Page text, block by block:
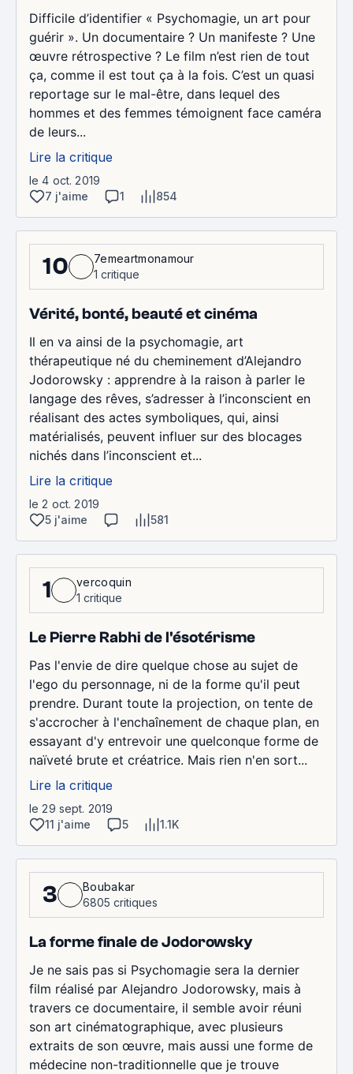
Difficile d’identifier « Psychomagie, un art pour
guérir ». Un documentaire ? Un manifeste ? Une
œuvre rétrospective ? Le film n’est rien de tout
ça, comme il est tout ça à la fois. C’est un quasi
reportage sur le mal-être, dans lequel des
hommes et des femmes témoignent face caméra
de leurs...
Lire la critique
le 4 oct. 2019
7 j'aime
1 854
10
7emeartmonamour
1 critique
Vérité, bonté, beauté et cinéma
Il en va ainsi de la psychomagie, art
thérapeutique né du cheminement d’Alejandro
Jodorowsky : apprendre à la raison à parler le
langage des rêves, s’adresser à l’inconscient en
réalisant des actes symboliques, qui, ainsi
matérialisés, peuvent influer sur des blocages
nichés dans l’inconscient et...
Lire la critique
le 2 oct. 2019
5 j'aime
581
1
vercoquin
1 critique
Le Pierre Rabhi de l'ésotérisme
Pas l'envie de dire quelque chose au sujet de
l'ego du personnage, ni de la forme qu'il peut
prendre. Durant toute la projection, on tente de
s'accrocher à l'enchaînement de chaque plan, en
essayant d'y entrevoir une quelconque forme de
naïveté brute et créatrice. Mais rien n'en sort...
Lire la critique
le 29 sept. 2019
11 j'aime
5 1.1K
3
Boubakar
6805 critiques
La forme finale de Jodorowsky
Je ne sais pas si Psychomagie sera la dernier
film réalisé par Alejandro Jodorowsky, mais à
travers ce documentaire, il semble avoir réuni
son art cinématographique, avec plusieurs
extraits de son œuvre, mais aussi une forme de
médecine non-traditionnelle que je trouve